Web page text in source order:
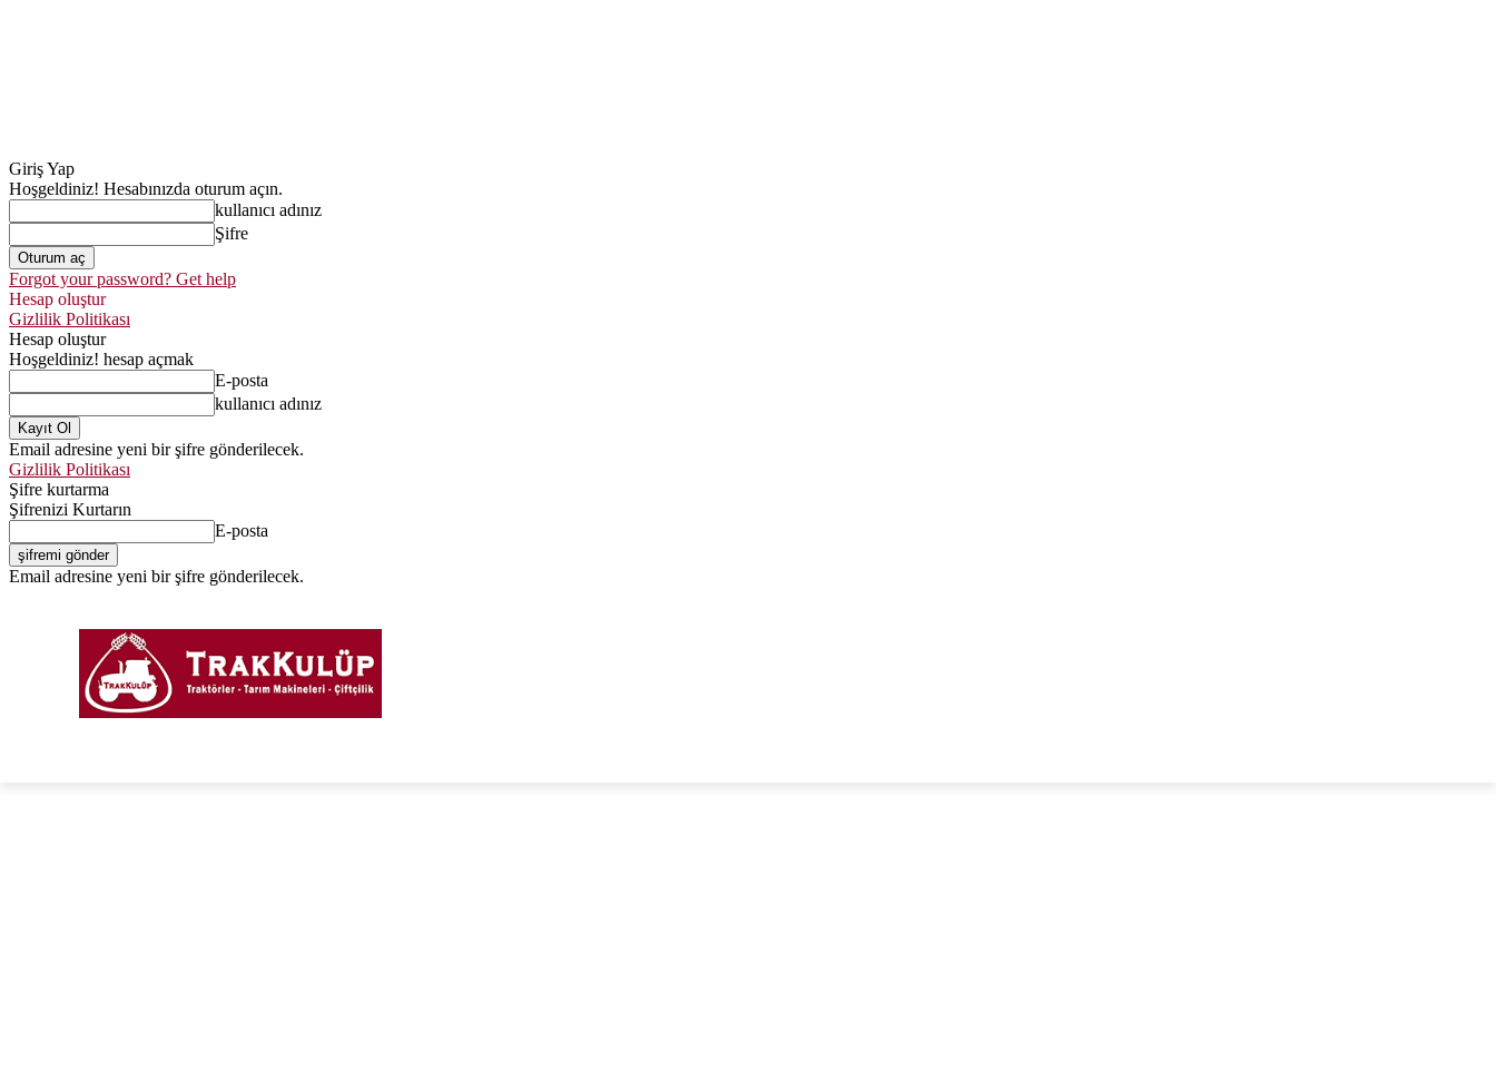
Giriş Yap
Hoşgeldiniz! Hesabınızda oturum açın.
kullanıcı adınız
Şifre
Forgot your password? Get help
Hesap oluştur
Gizlilik Politikası
Hesap oluştur
Hoşgeldiniz! hesap açmak
E-posta
kullanıcı adınız
Email adresine yeni bir şifre gönderilecek.
Gizlilik Politikası
Şifre kurtarma
Şifrenizi Kurtarın
E-posta
Email adresine yeni bir şifre gönderilecek.